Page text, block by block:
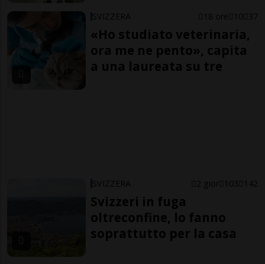
SVIZZERA 18 ore 10 37
«Ho studiato veterinaria,
ora me ne pento», capita
a una laureata su tre
SVIZZERA 2 gior 103 142
Svizzeri in fuga
oltreconfine, lo fanno
soprattutto per la casa